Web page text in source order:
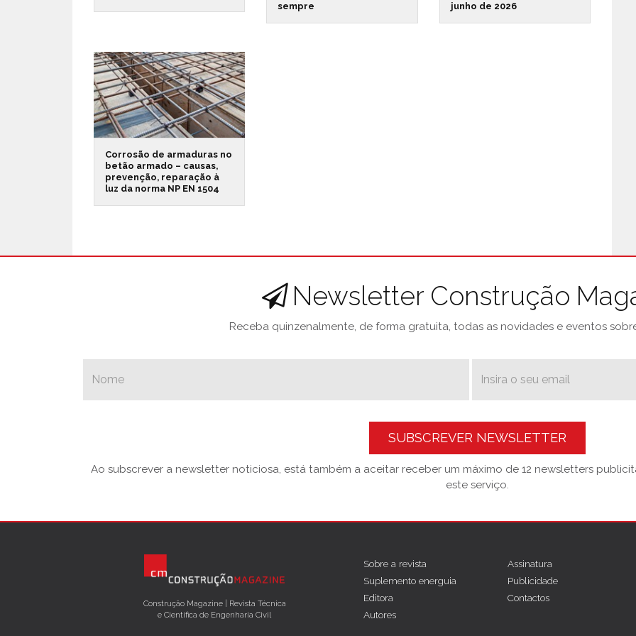
sempre
junho de 2026
Corrosão de armaduras no
betão armado – causas,
prevenção, reparação à
luz da norma NP EN 1504
Newsletter Construção
Receba quinzenalmente, de forma gratuita, todas as novidades e eventos
SUBSCREVER NEWSLETTER
Ao subscrever a newsletter noticiosa, está também a aceitar receber um máximo de 12 newsletters
este serviço.
Construção Magazine | Revista Técnica
e Científica de Engenharia Civil
Sobre a revista
Suplemento energuia
Editora
Autores
Assinatura
Publicidade
Contactos